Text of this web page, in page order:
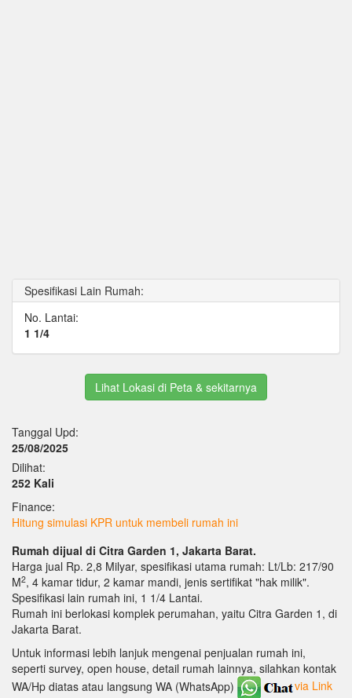
Spesifikasi Lain Rumah:
No. Lantai:
1 1/4
Lihat Lokasi di Peta & sekitarnya
Tanggal Upd:
25/08/2025
Dilihat:
252 Kali
Finance:
Hitung simulasi KPR untuk membeli rumah ini
Rumah dijual di Citra Garden 1, Jakarta Barat.
Harga jual Rp. 2,8 Milyar, spesifikasi utama rumah: Lt/Lb: 217/90
M2, 4 kamar tidur, 2 kamar mandi, jenis sertifikat "hak milik".
Spesifikasi lain rumah ini, 1 1/4 Lantai.
Rumah ini berlokasi komplek perumahan, yaitu Citra Garden 1, di
Jakarta Barat.
Untuk informasi lebih lanjuk mengenai penjualan rumah ini,
seperti survey, open house, detail rumah lainnya, silahkan kontak
WA/Hp diatas atau langsung WA (WhatsApp)
via Link